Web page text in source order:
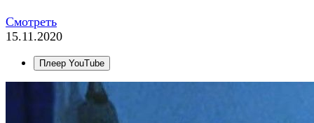
Смотреть
15.11.2020
Плеер YouTube